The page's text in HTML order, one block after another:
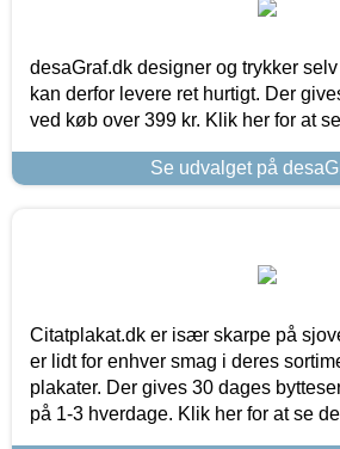
desaGraf.dk designer og trykker
kan derfor levere ret hurtigt. Der
ved køb over 399 kr. Klik her for at
Se udvalget på
Citatplakat.dk er især skarpe på
er lidt for enhver smag i deres
plakater. Der gives 30 dages
på 1-3 hverdage. Klik her for at se